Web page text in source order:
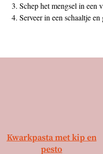
Schep het mengsel in een
Serveer in een schaaltje
Kwarkpasta met kip en
pesto